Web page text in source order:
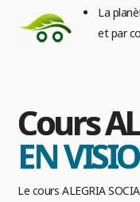
La
et par
Cours
EN VISIO
Le cours ALEGRIA